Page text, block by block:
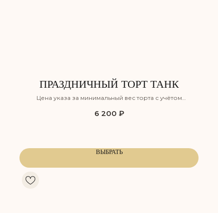
ПРАЗДНИЧНЫЙ ТОРТ ТАНК
Цена указа за минимальный вес торта с учётом
6 200 ₽
ВЫБРАТЬ
пропитанный сахарным сиропом,
с прослойкой нежного крема
из сливочного сыра и клубники,
а также клубничного компоте.
пропитанный сахарным
с прослойкой соленой
и хрустящим обжаренным
дополненный нежным
Сладость:
Сочность: